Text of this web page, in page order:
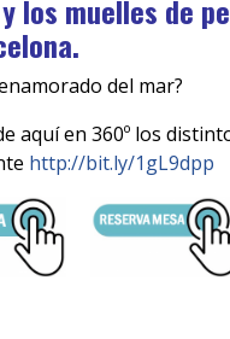
los muelles de
del mar?
aquí en 360º los
http://bit.ly/1gL9dpp